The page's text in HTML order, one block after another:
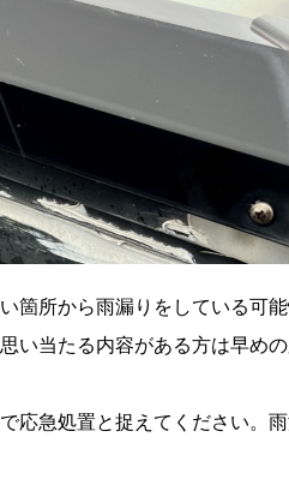
箇所から雨漏りをしている可
い当たる内容がある方は早め
応急処置と捉えてください。